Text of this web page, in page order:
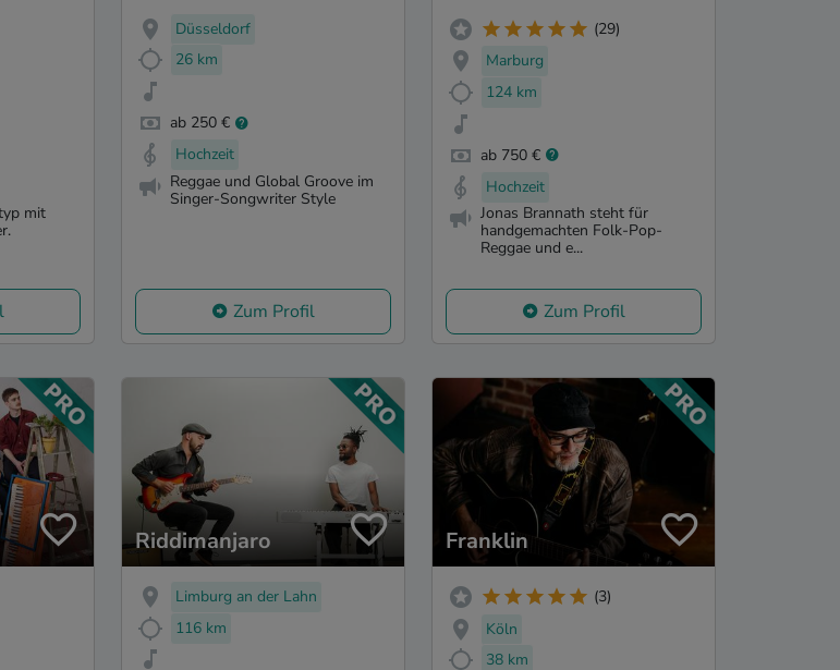
mit
Düsseldorf
26 km
ab 250 €
Hochzeit
Reggae und Global Groove im
Singer-Songwriter Style
Zum Profil
(29)
Marburg
124 km
ab 750 €
Hochzeit
Jonas Brannath steht für
handgemachten Folk-Pop-
Reggae und e...
Zum Profil
Riddimanjaro
Limburg an der Lahn
116 km
Franklin
(3)
Köln
38 km